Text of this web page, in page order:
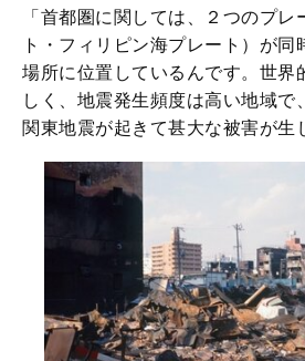
「首都圏に関しては、２つのプ
ト・フィリピン海プレート）が同
場所に位置しているんです。世界
しく、地震発生頻度は高い地域で
関東地震が起きて甚大な被害が生